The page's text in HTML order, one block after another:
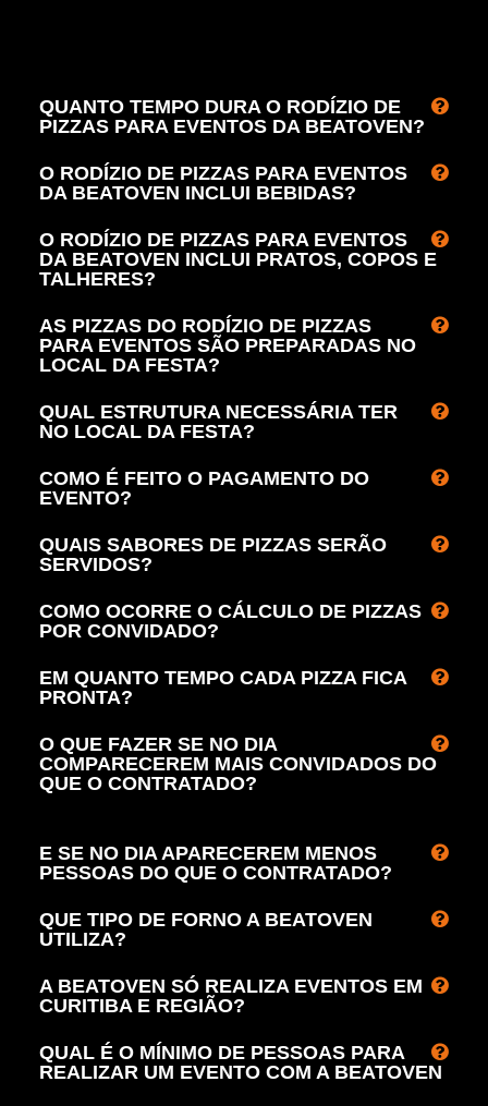
QUANTO TEMPO DURA O RODÍZIO DE
PIZZAS PARA EVENTOS DA BEATOVEN?
O RODÍZIO DE PIZZAS PARA EVENTOS
DA BEATOVEN INCLUI BEBIDAS?
O RODÍZIO DE PIZZAS PARA EVENTOS
DA BEATOVEN INCLUI PRATOS, COPOS E
TALHERES?
AS PIZZAS DO RODÍZIO DE PIZZAS
PARA EVENTOS SÃO PREPARADAS NO
LOCAL DA FESTA?
QUAL ESTRUTURA NECESSÁRIA TER
NO LOCAL DA FESTA?
COMO É FEITO O PAGAMENTO DO
EVENTO?
QUAIS SABORES DE PIZZAS SERÃO
SERVIDOS?
COMO OCORRE O CÁLCULO DE PIZZAS
POR CONVIDADO?
EM QUANTO TEMPO CADA PIZZA FICA
PRONTA?
O QUE FAZER SE NO DIA
COMPARECEREM MAIS CONVIDADOS DO
QUE O CONTRATADO?
E SE NO DIA APARECEREM MENOS
PESSOAS DO QUE O CONTRATADO?
QUE TIPO DE FORNO A BEATOVEN
UTILIZA?
A BEATOVEN SÓ REALIZA EVENTOS EM
CURITIBA E REGIÃO?
QUAL É O MÍNIMO DE PESSOAS PARA
REALIZAR UM EVENTO COM A BEATOVEN